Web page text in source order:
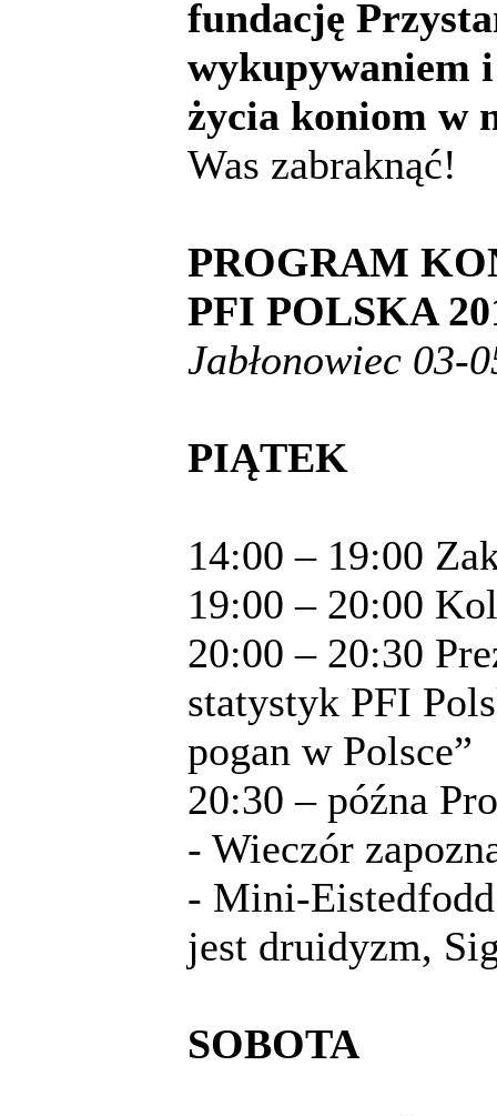
fundację
wykupywaniem
życia koniom w
Was zabraknąć!
PROGRAM
PFI POLSKA
Jabłonowiec 03-
PIĄTEK
14:00 – 19:00
19:00 – 20:00
20:00 – 20:30
statystyk PFI
pogan w Polsce”
20:30 – późna
- Wieczór
- Mini-
jest druidyzm,
SOBOTA